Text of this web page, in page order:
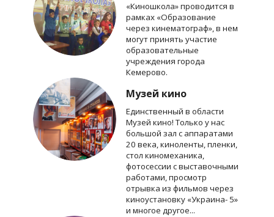
«Киношкола» проводится в
рамках «Образование
через кинематограф», в нем
могут принять участие
образовательные
учреждения города
Кемерово.
Музей кино
Единственный в области
Музей кино! Только у нас
большой зал с аппаратами
20 века, киноленты, пленки,
стол киномеханика,
фотосессии с выставочными
работами, просмотр
отрывка из фильмов через
киноустановку «Украина- 5»
и многое другое...